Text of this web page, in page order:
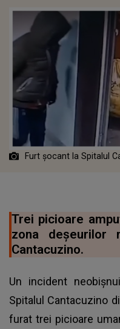
Furt șocant la Spitalul
Trei picioare
zona deșeurilor
Cantacuzino.
Un incident
Spitalul Cantacuzino
furat trei picioare